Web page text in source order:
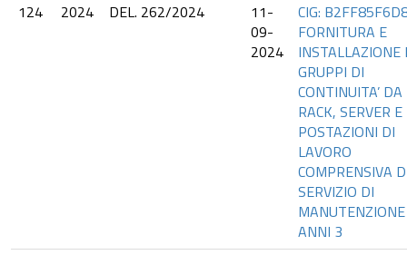
124
2024 DEL. 262/2024
11-
09-
2024
CIG:
FORNITURA E
INSTALLAZIONE
GRUPPI DI
CONTINUITA’ DA
RACK, SERVER E
POSTAZIONI DI
LAVORO
COMPRENSIVA
SERVIZIO DI
ANNI 3